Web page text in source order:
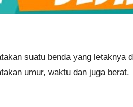
suatu benda yang letaknya
umur, waktu dan juga berat.